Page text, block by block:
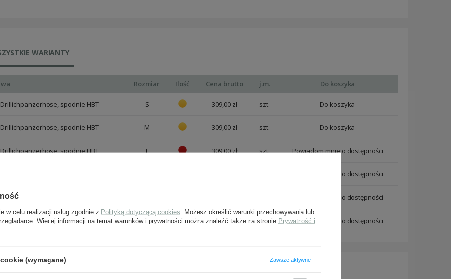
WARIANTY
Rozmiar Ilość Cena brutto j.m. Do koszyka
spodnie HBT S 309,00 zł szt.
spodnie HBT M 309,00 zł szt.
spodnie HBT L 309,00 zł szt. Powiadom mnie o dostępności
spodnie HBT Powiadom mnie o dostępności
spodnie HBT Powiadom mnie o dostępności
spodnie HBT XXXL 309,00 zł szt. Powiadom mnie o dostępności
w celu realizacji usług zgodnie z Polityką dotyczącą cookies . Możesz określić warunki przechowywania lub
Więcej informacji na temat warunków i prywatności można znaleźć także na stronie Prywatność i
(wymagane) Zawsze aktywne